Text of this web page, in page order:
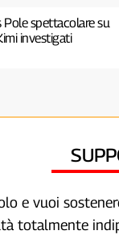
Pole spettacolare su
investigati
e vuoi
totalmente